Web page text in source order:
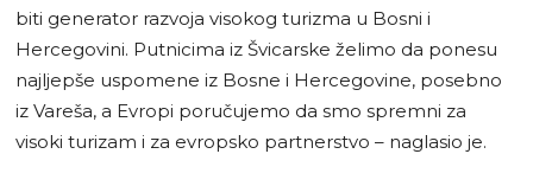
biti generator razvoja visokog turizma u Bosni i
Hercegovini. Putnicima iz Švicarske želimo da ponesu
najljepše uspomene iz Bosne i Hercegovine, posebno
iz Vareša, a Evropi poručujemo da smo spremni za
visoki turizam i za evropsko partnerstvo – naglasio je.